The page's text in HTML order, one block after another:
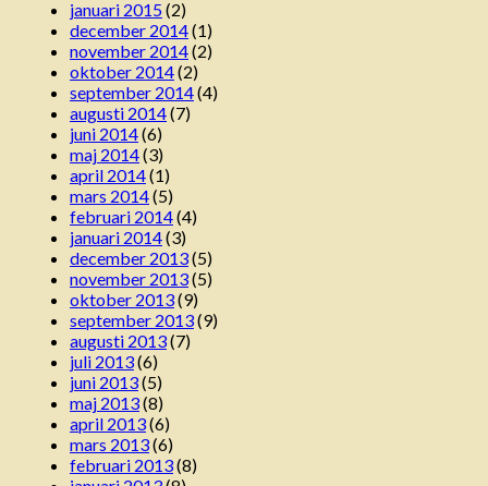
januari 2015(2)
december 2014(1)
november 2014(2)
oktober 2014(2)
september 2014(4)
augusti 2014(7)
juni 2014(6)
maj 2014(3)
april 2014(1)
mars 2014(5)
februari 2014(4)
januari 2014(3)
december 2013(5)
november 2013(5)
oktober 2013(9)
september 2013(9)
augusti 2013(7)
juli 2013(6)
juni 2013(5)
maj 2013(8)
april 2013(6)
mars 2013(6)
februari 2013(8)